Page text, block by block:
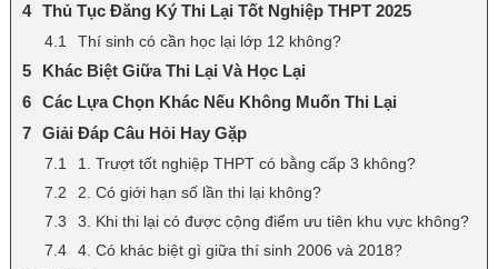
Thủ Tục Đăng Ký Thi Lại Tốt Nghiệp THPT 2025
Thí sinh có cần học lại lớp 12 không?
Khác Biệt Giữa Thi Lại Và Học Lại
Các Lựa Chọn Khác Nếu Không Muốn Thi Lại
Giải Đáp Câu Hỏi Hay Gặp
1. Trượt tốt nghiệp THPT có bằng cấp 3 không?
2. Có giới hạn số lần thi lại không?
3. Khi thi lại có được cộng điểm ưu tiên khu vực không?
4. Có khác biệt gì giữa thí sinh 2006 và 2018?